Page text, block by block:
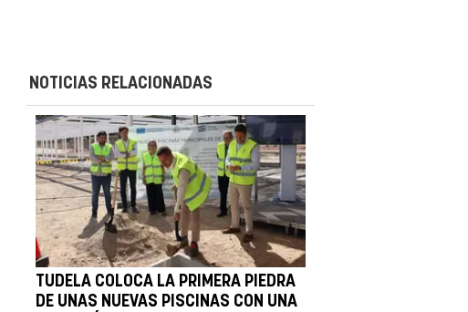
NOTICIAS RELACIONADAS
TUDELA COLOCA LA PRIMERA PIEDRA
DE UNAS NUEVAS PISCINAS CON UNA